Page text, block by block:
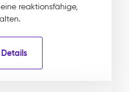
reaktionsfähige,